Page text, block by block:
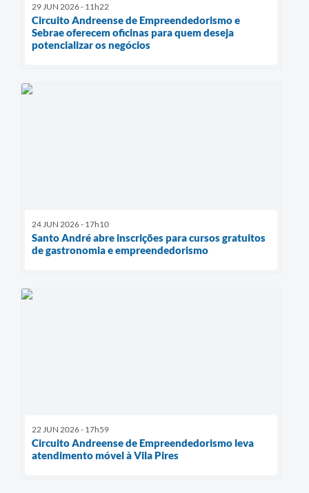
29 JUN 2026 - 11h22
Circuito Andreense de Empreendedorismo e
Sebrae oferecem oficinas para quem deseja
potencializar os negócios
24 JUN 2026 - 17h10
Santo André abre inscrições para cursos gratuitos
de gastronomia e empreendedorismo
22 JUN 2026 - 17h59
Circuito Andreense de Empreendedorismo leva
atendimento móvel à Vila Pires